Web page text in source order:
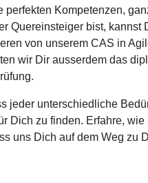
perfekten Kompetenzen,
Quereinsteiger bist,
von unserem CAS in
wir Dir ausserdem das
jeder unterschiedliche
Dich zu finden. Erfahre,
uns Dich auf dem Weg zu